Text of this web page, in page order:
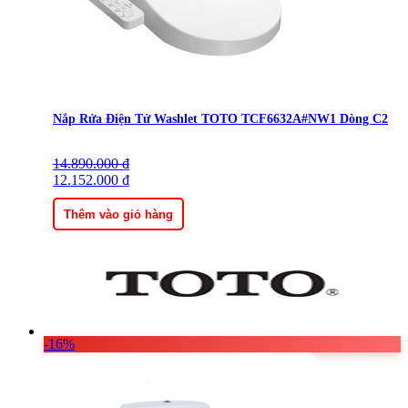
Nắp Rửa Điện Tử Washlet TOTO TCF6632A#NW1 Dòng C2
14.890.000₫
Giá
gốc
là:
14.890.000 ₫.
12.152.000 ₫
Giá
hiện
tại
là:
12.152.000 ₫.
Thêm vào giỏ hàng
-16%